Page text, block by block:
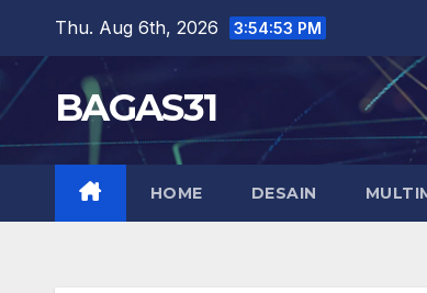
content
Thu. Aug 6th, 2026 3:54:54 PM
BAGAS31
HOME DESAIN